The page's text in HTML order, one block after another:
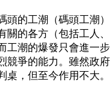
的工潮（碼頭工潮）
關的各方（包括工人
工潮的爆發只會進一
競爭的能力。雖然政
桌，但至今作用不大